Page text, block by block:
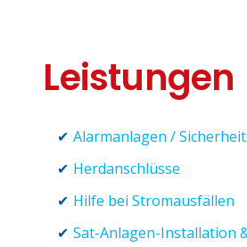
Leistungen
Alarmanlagen /
Herdanschlüsse
Hilfe bei Stromausfällen
Sat-Anlagen-Installation